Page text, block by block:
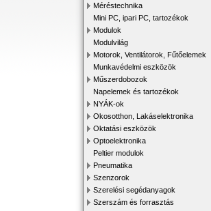
Méréstechnika
Mini PC, ipari PC, tartozékok
Modulok
Modulvilág
Motorok, Ventilátorok, Fűtőelemek
Munkavédelmi eszközök
Műszerdobozok
Napelemek és tartozékok
NYÁK-ok
Okosotthon, Lakáselektronika
Oktatási eszközök
Optoelektronika
Peltier modulok
Pneumatika
Szenzorok
Szerelési segédanyagok
Szerszám és forrasztás